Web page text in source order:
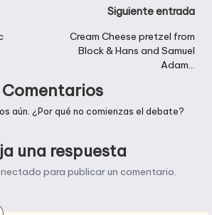
Siguiente entrada
Cream Cheese pretzel from
Block & Hans and Samuel
Adam…
Comentarios
aún. ¿Por qué no comienzas el debate?
una respuesta
para publicar un comentario.